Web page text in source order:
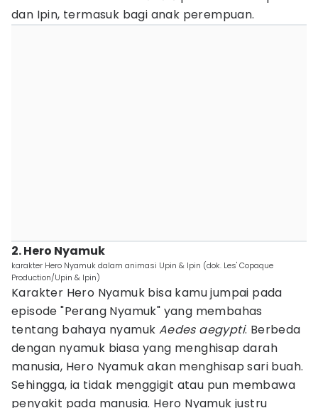
dan Ipin, termasuk bagi anak perempuan.
2. Hero Nyamuk
karakter Hero Nyamuk dalam animasi Upin & Ipin (dok. Les' Copaque
Production/Upin & Ipin)
Karakter Hero Nyamuk bisa kamu jumpai pada
episode "Perang Nyamuk" yang membahas
tentang bahaya nyamuk Aedes aegypti. Berbeda
dengan nyamuk biasa yang menghisap darah
manusia, Hero Nyamuk akan menghisap sari buah.
Sehingga, ia tidak menggigit atau pun membawa
penyakit pada manusia. Hero Nyamuk justru